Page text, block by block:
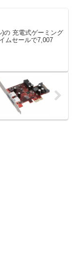
)の 充電式ゲーミング
ムセールで7,007